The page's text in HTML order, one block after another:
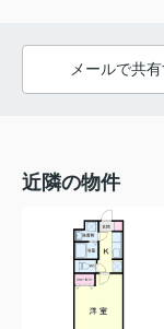
メールで共
近隣の物件